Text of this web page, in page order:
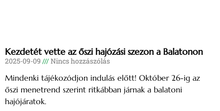
Kezdetét vette az őszi hajózási szezon a Balatonon
2025-09-09 Nincs hozzászólás
Mindenki tájékozódjon indulás előtt! Október 26-ig az
őszi menetrend szerint ritkábban járnak a balatoni
hajójáratok.